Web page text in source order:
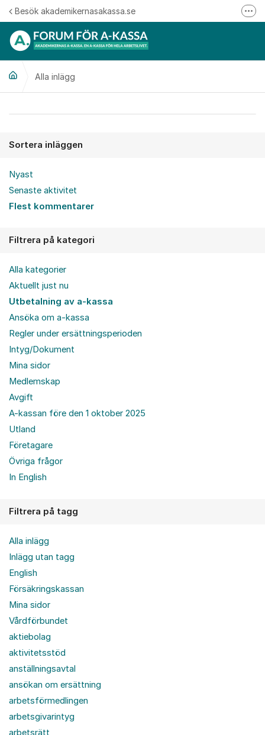
Hoppa till innehåll
Besök akademikernasakassa.se
Alla inlägg
Sortera inläggen
Nyast
Senaste aktivitet
Flest kommentarer
Filtrera på kategori
Alla kategorier
Aktuellt just nu
Utbetalning av a-kassa
Ansöka om a-kassa
Regler under ersättningsperioden
Intyg/Dokument
Mina sidor
Medlemskap
Avgift
A-kassan före den 1 oktober 2025
Utland
Företagare
Övriga frågor
In English
Filtrera på tagg
Alla inlägg
Inlägg utan tagg
English
Försäkringskassan
Mina sidor
Vårdförbundet
aktiebolag
aktivitetsstöd
anställningsavtal
ansökan om ersättning
arbetsförmedlingen
arbetsgivarintyg
arbetsrätt